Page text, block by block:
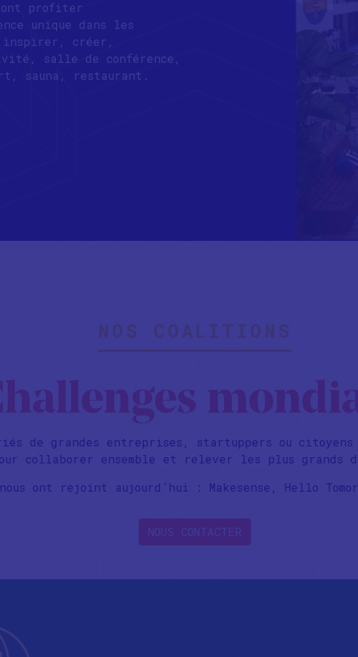
profiter
unique dans les
créer,
salle de conférence,
sauna, restaurant.
NOS COALITIONS
de grandes entreprises, startuppers ou
collaborer ensemble et relever les plus grands
ont rejoint aujourd’hui : Makesense, Hello
NOUS CONTACTER